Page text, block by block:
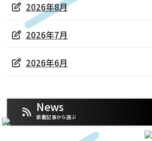
2026年8月
2026年7月
2026年6月
News
新着記事から選ぶ